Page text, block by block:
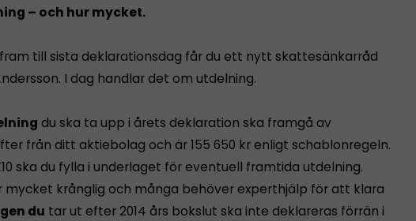
– och hur mycket.
till sista deklarationsdag får du ett nytt skattesänkarråd
I dag handlar det om utdelning.
du ska ta upp i årets deklaration ska framgå av
från ditt aktiebolag och är 155 650 kr enligt schablonregeln.
ska du fylla i underlaget för eventuell framtida utdelning.
mycket krånglig och många behöver experthjälp för att klara
du tar ut efter 2014 års bokslut ska inte deklareras förrän i